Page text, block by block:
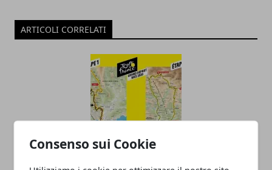
Consenso sui Cookie
ARTICOLI CORRELATI
Estate 2020? Spettacolo assicurato